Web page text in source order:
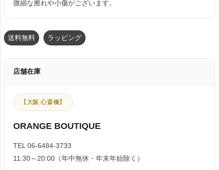
微細な擦れや小傷がございます。
送料無料 ラッピング
店舗在庫
【大阪 心斎橋】
ORANGE BOUTIQUE
TEL 06-6484-3733
11:30～20:00（年中無休・年末年始除く）